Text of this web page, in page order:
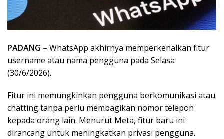
PADANG – WhatsApp akhirnya memperkenalkan fitur
username atau nama pengguna pada Selasa
(30/6/2026).
Fitur ini memungkinkan pengguna berkomunikasi atau
chatting tanpa perlu membagikan nomor telepon
kepada orang lain. Menurut Meta, fitur baru ini
dirancang untuk meningkatkan privasi pengguna.